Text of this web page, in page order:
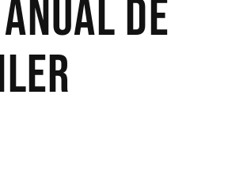
Laboral
Fiscal
Empresas
de